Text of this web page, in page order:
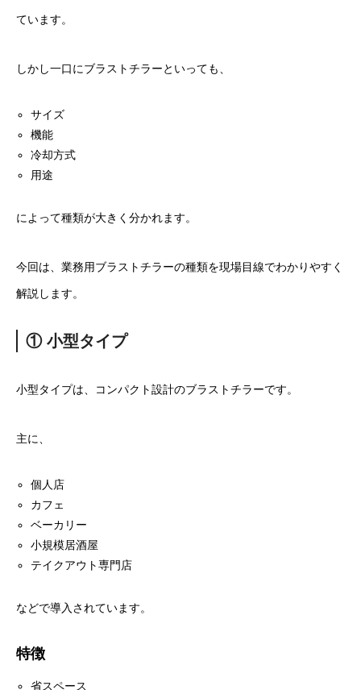
ています。
しかし一口にブラストチラーといっても、
サイズ
機能
冷却方式
用途
によって種類が大きく分かれます。
今回は、業務用ブラストチラーの種類を現場目線でわかりやすく
解説します。
① 小型タイプ
小型タイプは、コンパクト設計のブラストチラーです。
主に、
個人店
カフェ
ベーカリー
小規模居酒屋
テイクアウト専門店
などで導入されています。
特徴
省スペース